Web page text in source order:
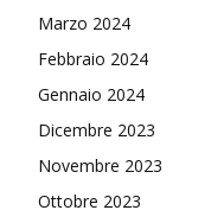
Marzo 2024
Febbraio 2024
Gennaio 2024
Dicembre 2023
Novembre 2023
Ottobre 2023